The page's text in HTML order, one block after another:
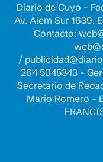
Diario de Cuyo -
Av. Alem Sur 1639.
Contacto:
/
264 5045343 -
Secretario de
Mario Romero -